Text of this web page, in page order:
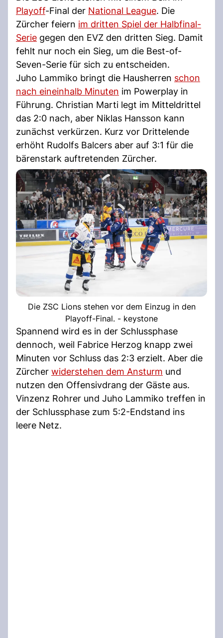
Playoff-Final der National League. Die
Zürcher feiern im dritten Spiel der Halbfinal-
Serie gegen den EVZ den dritten Sieg. Damit
fehlt nur noch ein Sieg, um die Best-of-
Seven-Serie für sich zu entscheiden.
Juho Lammiko bringt die Hausherren schon
nach eineinhalb Minuten im Powerplay in
Führung. Christian Marti legt im Mitteldrittel
das 2:0 nach, aber Niklas Hansson kann
zunächst verkürzen. Kurz vor Drittelende
erhöht Rudolfs Balcers aber auf 3:1 für die
bärenstark auftretenden Zürcher.
Die ZSC Lions stehen vor dem Einzug in den
Playoff-Final. - keystone
Spannend wird es in der Schlussphase
dennoch, weil Fabrice Herzog knapp zwei
Minuten vor Schluss das 2:3 erzielt. Aber die
Zürcher widerstehen dem Ansturm und
nutzen den Offensivdrang der Gäste aus.
Vinzenz Rohrer und Juho Lammiko treffen in
der Schlussphase zum 5:2-Endstand ins
leere Netz.